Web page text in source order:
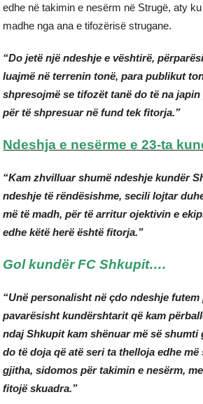
edhe në takimin e nesërm në Strugë, aty
madhe nga ana e tifozërisë strugane.
“Do jetë një ndeshje e vështirë,
luajmë në terrenin tonë, para publikut
shpresojmë se tifozët tanë do të na
për të shpresuar në fund tek fitorja.”
Ndeshja e nesërme e 23-ta
“Kam zhvilluar shumë ndeshje kundër
ndeshje të rëndësishme, secili lojtar
më të madh, për të arritur ojektivin e
edhe këtë herë është fitorja.”
Gol kundër FC Shkupit….
“Unë personalisht në çdo ndeshje futem
pavarësisht kundërshtarit që kam
ndaj Shkupit kam shënuar më së shumti
do të doja që atë seri ta thelloja edhe
gjitha, sidomos për takimin e nesërm,
fitojë skuadra.”